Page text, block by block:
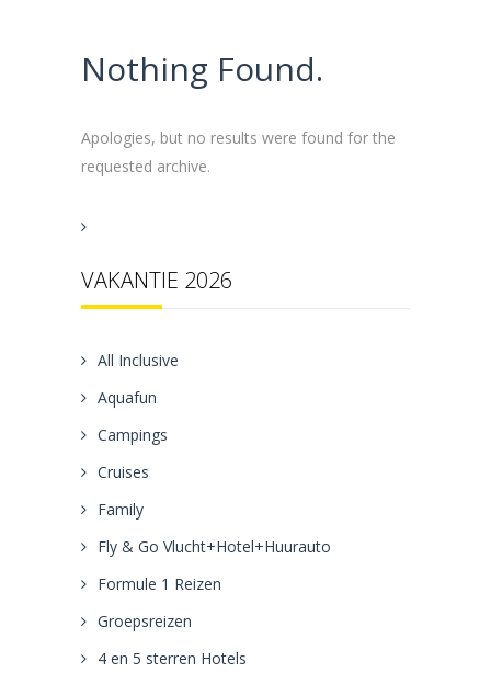
Nothing Found.
Apologies, but no results were found for the
requested archive.
VAKANTIE 2026
All Inclusive
Aquafun
Campings
Cruises
Family
Fly & Go Vlucht+Hotel+Huurauto
Formule 1 Reizen
Groepsreizen
4 en 5 sterren Hotels